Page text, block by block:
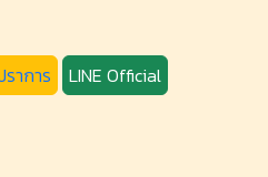
าการ LINE Official